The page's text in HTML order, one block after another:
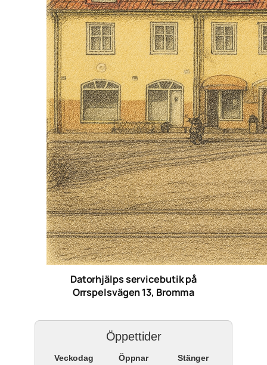
Datorhjälps servicebutik på
Orrspelsvägen 13, Bromma
Öppettider
Veckodag Öppnar
Stänger